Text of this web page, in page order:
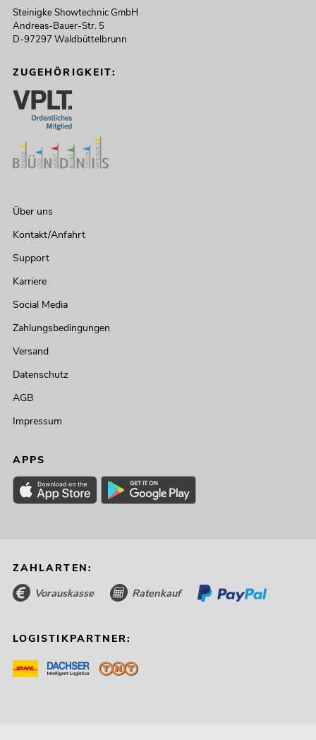
Steinigke Showtechnic GmbH
Andreas-Bauer-Str. 5
D-97297 Waldbüttelbrunn
ZUGEHÖRIGKEIT:
Über uns
Kontakt/Anfahrt
Support
Karriere
Social Media
Zahlungsbedingungen
Versand
Datenschutz
AGB
Impressum
APPS
ZAHLARTEN:
Vorauskasse Ratenkauf
LOGISTIKPARTNER: